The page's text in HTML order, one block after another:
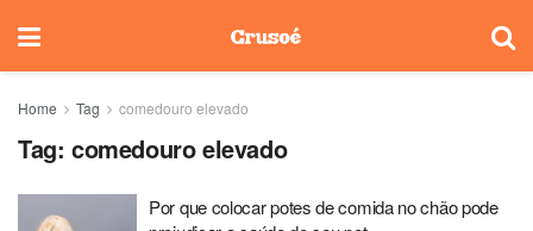
Home Tag comedouro elevado
Tag: comedouro elevado
Por que colocar potes de comida no chão pode